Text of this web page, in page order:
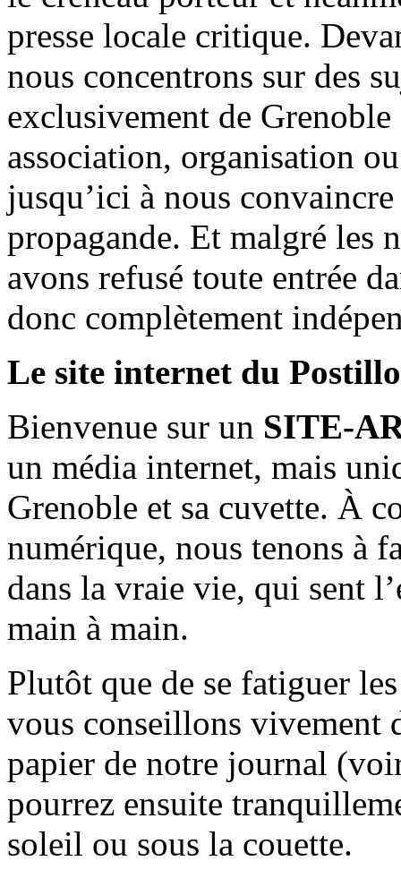
presse locale critique.
nous concentrons sur des
exclusivement de
association, organisation
jusqu’ici à nous
propagande. Et malgré les
avons refusé toute entrée
donc complètement
Le site internet du
Bienvenue sur un SITE-
un média internet, mais
Grenoble et sa cuvette. À
numérique, nous tenons à
dans la vraie vie, qui sent
main à main.
Plutôt que de se fatiguer
vous conseillons vivement
papier de notre journal
pourrez ensuite
soleil ou sous la couette.